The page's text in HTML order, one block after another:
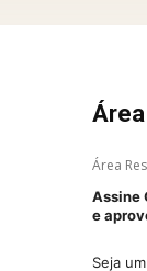
Área
Assine
e
Seja